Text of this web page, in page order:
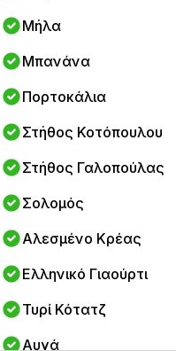
Μήλα
Μπανάνα
Πορτοκάλια
Στήθος Κοτόπουλου
Στήθος Γαλοπούλας
Σολομός
Αλεσμένο Κρέας
Ελληνικό Γιαούρτι
Τυρί Κότατζ
Αυγά